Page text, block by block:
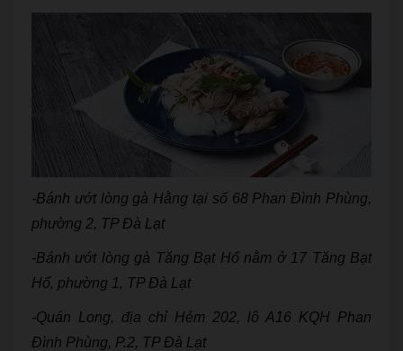
-Bánh ướt lòng gà Hằng tại số 68 Phan Đình Phùng,
phường 2, TP Đà Lạt
-Bánh ướt lòng gà Tăng Bạt Hổ nằm ở 17 Tăng Bạt
Hổ, phường 1, TP Đà Lạt
-Quán Long, địa chỉ Hẻm 202, lô A16 KQH Phan
Đình Phùng, P.2, TP Đà Lạt